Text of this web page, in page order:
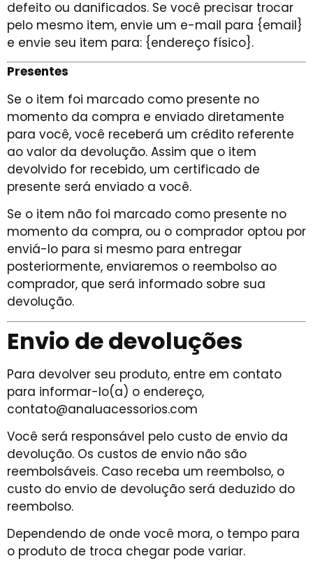
defeito ou danificados. Se você precisar trocar
pelo mesmo item, envie um e-mail para {email}
e envie seu item para: {endereço físico}.
Presentes
Se o item foi marcado como presente no
momento da compra e enviado diretamente
para você, você receberá um crédito referente
ao valor da devolução. Assim que o item
devolvido for recebido, um certificado de
presente será enviado a você.
Se o item não foi marcado como presente no
momento da compra, ou o comprador optou por
enviá-lo para si mesmo para entregar
posteriormente, enviaremos o reembolso ao
comprador, que será informado sobre sua
devolução.
Envio de devoluções
Para devolver seu produto, entre em contato
para informar-lo(a) o endereço,
contato@analuacessorios.com
Você será responsável pelo custo de envio da
devolução. Os custos de envio não são
reembolsáveis. Caso receba um reembolso, o
custo do envio de devolução será deduzido do
reembolso.
Dependendo de onde você mora, o tempo para
o produto de troca chegar pode variar.